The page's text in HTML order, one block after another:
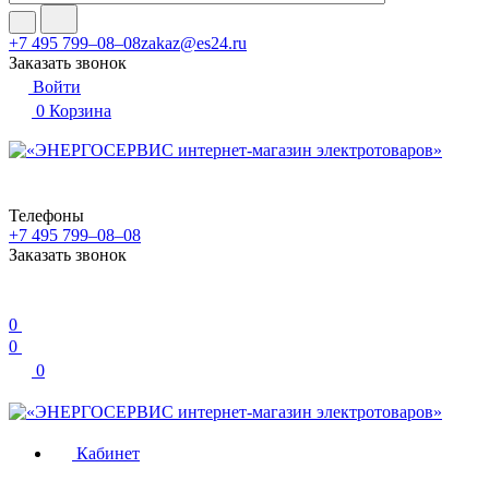
+7 495 799–08–08zakaz@es24.ru
Заказать звонок
Войти
0 Корзина
Телефоны
+7 495 799–08–08
Заказать звонок
0
0
0
Кабинет